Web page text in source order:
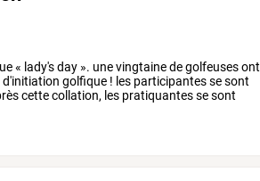
« lady'sday ». unevingtainedegolfeusesont
d'initiation golfique ! les participantessesont
cettecollation, les pratiquantessesont